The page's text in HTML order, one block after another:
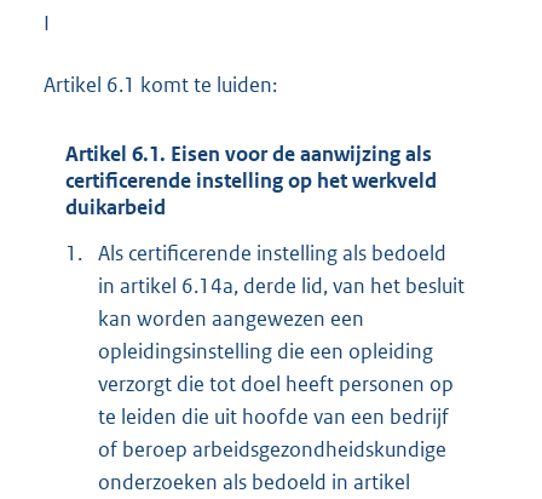
I
Artikel 6.1 komt te luiden:
Artikel 6.1. Eisen voor de aanwijzing als
certificerende instelling op het werkveld
duikarbeid
1. Als certificerende instelling als bedoeld
in artikel 6.14a, derde lid, van het besluit
kan worden aangewezen een
opleidingsinstelling die een opleiding
verzorgt die tot doel heeft personen op
te leiden die uit hoofde van een bedrijf
of beroep arbeidsgezondheidskundige
onderzoeken als bedoeld in artikel